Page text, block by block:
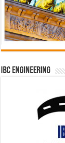
IBC Engineering